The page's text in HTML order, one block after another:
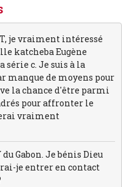
je vraiment intéressé
katcheba Eugène
série c. Je suis à la
manque de moyens pour
la chance d'être parmi
pour affronter le
vraiment
Gabon. Je bénis Dieu
je entrer en contact